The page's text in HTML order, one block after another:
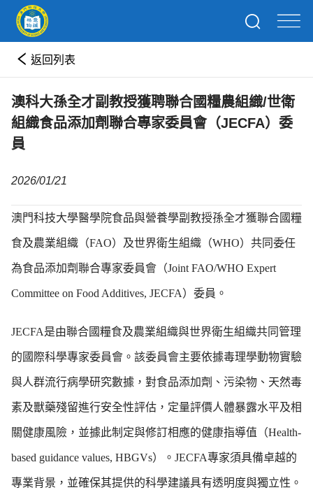
返回列表
澳科大孫全才副教授獲聘聯合國糧農組織/世衛
組織食品添加劑聯合專家委員會（JECFA）委
員
2026/01/21
澳門科技大學醫學院食品與營養學副教授孫全才獲聯合國糧
食及農業組織（FAO）及世界衛生組織（WHO）共同委任
為食品添加劑聯合專家委員會（Joint FAO/WHO Expert
Committee on Food Additives, JECFA）委員。
JECFA是由聯合國糧食及農業組織與世界衛生組織共同管理
的國際科學專家委員會。該委員會主要依據毒理學動物實驗
與人群流行病學研究數據，對食品添加劑、污染物、天然毒
素及獸藥殘留進行安全性評估，定量評價人體暴露水平及相
關健康風險，並據此制定與修訂相應的健康指導值（Health-
based guidance values, HBGVs）。JECFA專家須具備卓越的
專業背景，並確保其提供的科學建議具有透明度與獨立性。